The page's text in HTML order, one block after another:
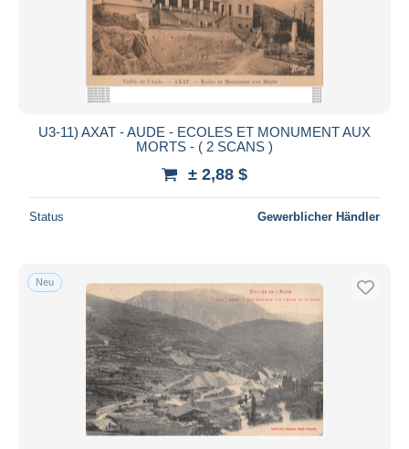
U3-11) AXAT - AUDE - ECOLES ET MONUMENT AUX
MORTS - ( 2 SCANS )
± 2,88 $
Status Gewerblicher Händler
Neu